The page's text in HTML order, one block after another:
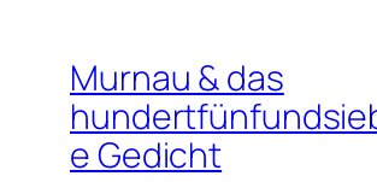
Murnau & das
e Gedicht